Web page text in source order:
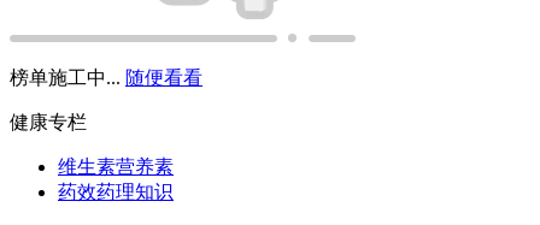
榜单施工中... 随便看看
健康专栏
维生素营养素
药效药理知识